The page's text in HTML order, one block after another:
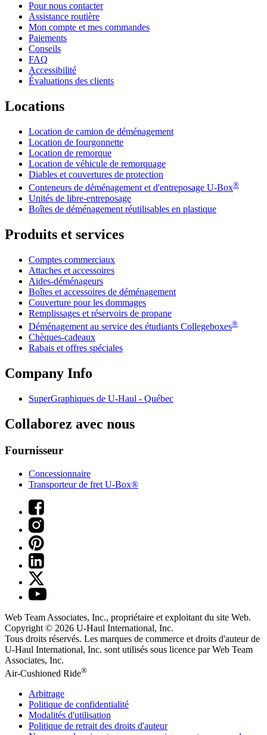
Pour nous contacter
Assistance routière
Mon compte et mes commandes
Paiements
Conseils
FAQ
Accessibilité
Évaluations des clients
Locations
Location de camion de déménagement
Location de fourgonnette
Location de remorque
Location de véhicule de remorquage
Diables et couvertures de protection
Conteneurs de déménagement et d'entreposage U-Box®
Unités de libre-entreposage
Boîtes de déménagement réutilisables en plastique
Produits et services
Comptes commerciaux
Attaches et accessoires
Aides-déménageurs
Boîtes et accessoires de déménagement
Couverture pour les dommages
Remplissages et réservoirs de propane
Déménagement au service des étudiants Collegeboxes®
Chèques-cadeaux
Rabais et offres spéciales
Company Info
SuperGraphiques de U-Haul - Québec
Collaborez avec nous
Fournisseur
Concessionnaire
Transporteur de fret U-Box®
Web Team Associates, Inc., propriétaire et exploitant du site Web.
Copyright © 2026 U-Haul International, Inc.
Tous droits réservés. Les marques de commerce et droits d'auteur de
U-Haul International, Inc. sont utilisés sous licence par Web Team
Associates, Inc.
Air-Cushioned Ride®
Arbitrage
Politique de confidentialité
Modalités d'utilisation
Politique de retrait des droits d'auteur